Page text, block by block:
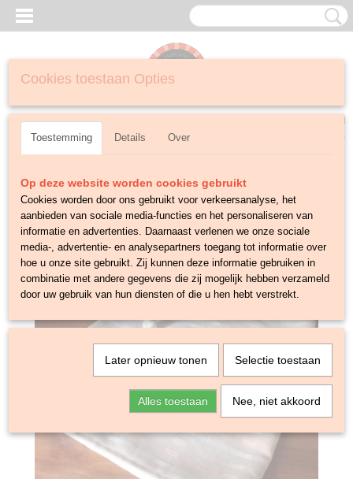
Inloggen Registreren
Cookies toestaan Opties
Toestemming Details Over
Op deze website worden cookies gebruikt
Cookies worden door ons gebruikt voor verkeersanalyse, het
aanbieden van sociale media-functies en het personaliseren van
informatie en advertenties. Daarnaast verlenen we onze sociale
media-, advertentie- en analysepartners toegang tot informatie over
hoe u onze site gebruikt. Zij kunnen deze informatie gebruiken in
combinatie met andere gegevens die zij mogelijk hebben verzameld
door uw gebruik van hun diensten of die u hen hebt verstrekt.
Later opnieuw tonen Selectie toestaan
Alles toestaan Nee, niet akkoord